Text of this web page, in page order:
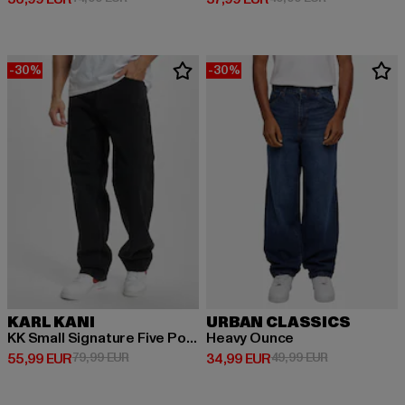
-30%
KARL KANI
KK Small Signature Five Pocket Denim Vintage Baggy
55,99 EUR
Derzeitiger Preis: 55,99 EUR
79,99 EURAktionspreis: 79,99 EUR
-30%
URBAN CLASSICS
Heavy Ounce
34,99 EUR
Derzeitiger Preis: 34,99 EUR
49,99 EURAktionspreis: